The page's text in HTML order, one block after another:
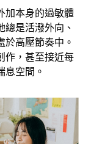
加本身的過敏體
總是活潑外向、
高壓節奏中。
作，甚至接近每
息空間。